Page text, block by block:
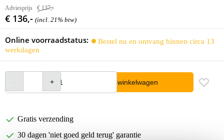
Adviesprijs € 137,-
€ 136,- (incl. 21% btw)
Online voorraadstatus:
Bestel nu en ontvang binnen circa 13
werkdagen
In winkelwagen
Gratis verzending
30 dagen 'niet goed geld terug' garantie